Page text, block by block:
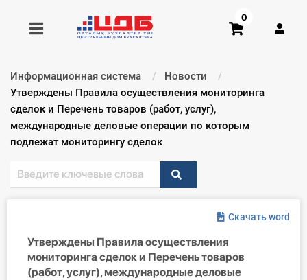
Получить консультацию
Купить доступ
Формы
Правовая база
0
Информационная система
Новости
Текущий:
Утверждены Правила осуществления мониторинга
сделок и Перечень товаров (работ, услуг),
международные деловые операции по которым
подлежат мониторингу сделок
Скачать word
Утверждены Правила осуществления
мониторинга сделок и Перечень товаров
(работ, услуг), международные деловые